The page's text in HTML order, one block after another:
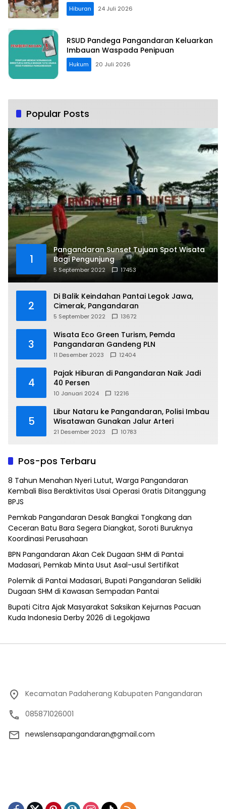
Hiburan 24 Juli 2026
RSUD Pandega Pangandaran Keluarkan
Imbauan Waspada Penipuan
Hukum 20 Juli 2026
Popular Posts
1
Pangandaran Sunset Tujuan Spot Wisata
Bagi Pengunjung
5 September 2022 17453
2
Di Balik Keindahan Pantai Legok Jawa,
Cimerak, Pangandaran
5 September 2022 13672
3
Wisata Eco Green Turism, Pemda
Pangandaran Gandeng PLN
11 Desember 2023 12404
4
Pajak Hiburan di Pangandaran Naik Jadi
40 Persen
10 Januari 2024 12216
5
Libur Nataru ke Pangandaran, Polisi Imbau
Wisatawan Gunakan Jalur Arteri
21 Desember 2023 10783
Pos-pos Terbaru
8 Tahun Menahan Nyeri Lutut, Warga Pangandaran
Kembali Bisa Beraktivitas Usai Operasi Gratis Ditanggung
BPJS
Pemkab Pangandaran Desak Bangkai Tongkang dan
Ceceran Batu Bara Segera Diangkat, Soroti Buruknya
Koordinasi Perusahaan
BPN Pangandaran Akan Cek Dugaan SHM di Pantai
Madasari, Pemkab Minta Usut Asal-usul Sertifikat
Polemik di Pantai Madasari, Bupati Pangandaran Selidiki
Dugaan SHM di Kawasan Sempadan Pantai
Bupati Citra Ajak Masyarakat Saksikan Kejurnas Pacuan
Kuda Indonesia Derby 2026 di Legokjawa
Kecamatan Padaherang Kabupaten Pangandaran
085871026001
newslensapangandaran@gmail.com